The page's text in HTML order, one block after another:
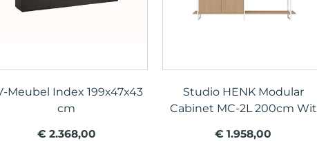
Meubel Index 199x47x43
cm
€ 2.368,00
Studio HENK Modular
Cabinet MC-2L 200cm Wit
€ 1.958,00